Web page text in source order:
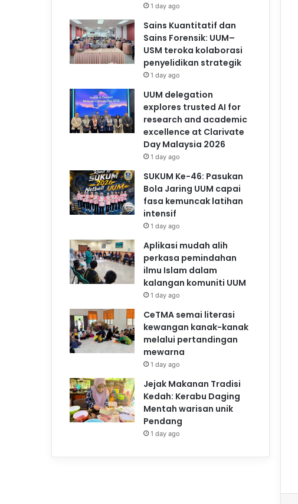
1 day ago
Sains Kuantitatif dan
Sains Forensik: UUM–
USM teroka kolaborasi
penyelidikan strategik
1 day ago
UUM delegation
explores trusted AI for
research and academic
excellence at Clarivate
Day Malaysia 2026
1 day ago
SUKUM Ke-46: Pasukan
Bola Jaring UUM capai
fasa kemuncak latihan
intensif
1 day ago
Aplikasi mudah alih
perkasa pemindahan
ilmu Islam dalam
kalangan komuniti UUM
1 day ago
CeTMA semai literasi
kewangan kanak-kanak
melalui pertandingan
mewarna
1 day ago
Jejak Makanan Tradisi
Kedah: Kerabu Daging
Mentah warisan unik
Pendang
1 day ago